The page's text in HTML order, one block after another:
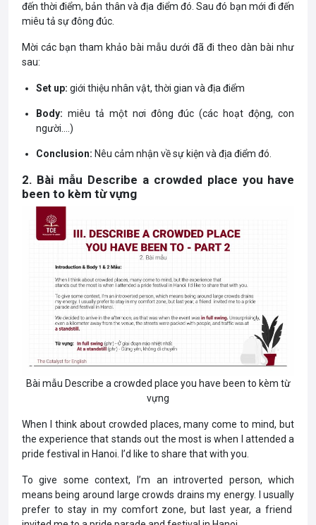
đến thời điểm, bản thân và địa điểm đó. Sau đó bạn mới đi đến
miêu tả sự đông đúc.
Mời các bạn tham khảo bài mẫu dưới đã đi theo dàn bài như
sau:
Set up: giới thiệu nhân vật, thời gian và địa điểm
Body: miêu tả một nơi đông đúc (các hoạt động, con
người….)
Conclusion: Nêu cảm nhận về sự kiện và địa điểm đó.
2. Bài mẫu Describe a crowded place you have
been to kèm từ vựng
Bài mẫu Describe a crowded place you have been to kèm từ
vựng
When I think about crowded places, many come to mind, but
the experience that stands out the most is when I attended a
pride festival in Hanoi. I’d like to share that with you.
To give some context, I’m an introverted person, which
means being around large crowds drains my energy. I usually
prefer to stay in my comfort zone, but last year, a friend